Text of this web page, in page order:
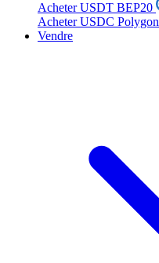
Acheter USDT BEP20
Acheter USDC Polygon
Vendre